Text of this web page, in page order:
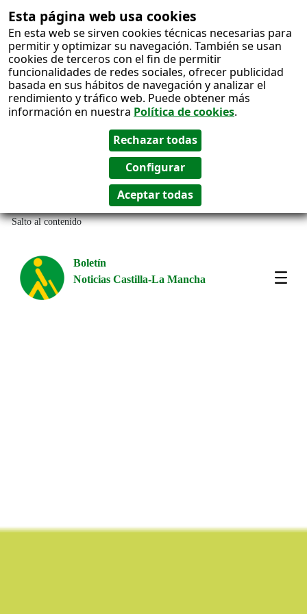
Esta página web usa cookies
En esta web se sirven cookies técnicas necesarias para
permitir y optimizar su navegación. También se usan
cookies de terceros con el fin de permitir
funcionalidades de redes sociales, ofrecer publicidad
basada en sus hábitos de navegación y analizar el
rendimiento y tráfico web. Puede obtener más
información en nuestra Política de cookies.
Salto al contenido
Boletín
Noticias Castilla-La Mancha